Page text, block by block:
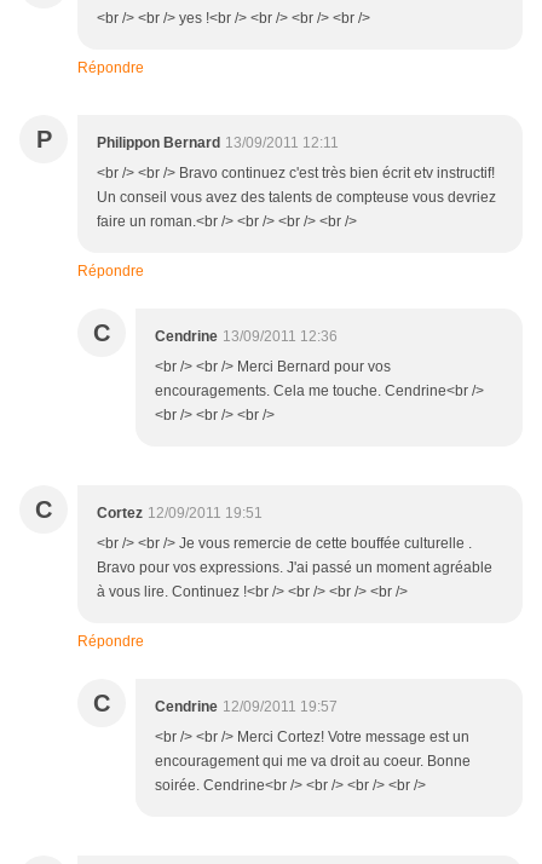
<br /> <br /> yes !<br /> <br /> <br /> <br />
Répondre
P Philippon Bernard 13/09/2011 12:11
<br /> <br /> Bravo continuez c'est très bien écrit etv instructif!
Un conseil vous avez des talents de compteuse vous devriez
faire un roman.<br /> <br /> <br /> <br />
Répondre
C Cendrine 13/09/2011 12:36
<br /> <br /> Merci Bernard pour vos
encouragements. Cela me touche. Cendrine<br />
<br /> <br /> <br />
C Cortez 12/09/2011 19:51
<br /> <br /> Je vous remercie de cette bouffée culturelle .
Bravo pour vos expressions. J'ai passé un moment agréable
à vous lire. Continuez !<br /> <br /> <br /> <br />
Répondre
C Cendrine 12/09/2011 19:57
<br /> <br /> Merci Cortez! Votre message est un
encouragement qui me va droit au coeur. Bonne
soirée. Cendrine<br /> <br /> <br /> <br />